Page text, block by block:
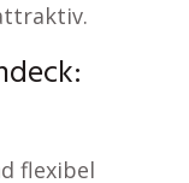
flexibel